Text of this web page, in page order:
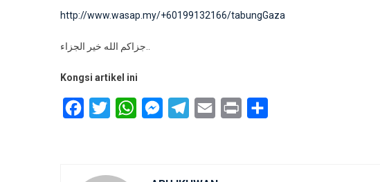
http://www.wasap.my/+60199132166/tabungGaza
جزاكم الله خير الجزاء..
Kongsi artikel ini
Facebook
Twitter WhatsAppMessengerTelegram
Email Print